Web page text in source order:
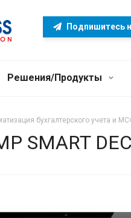
Подпишитесь
Решения/Продукты
бухгалтерского учета и
SMART